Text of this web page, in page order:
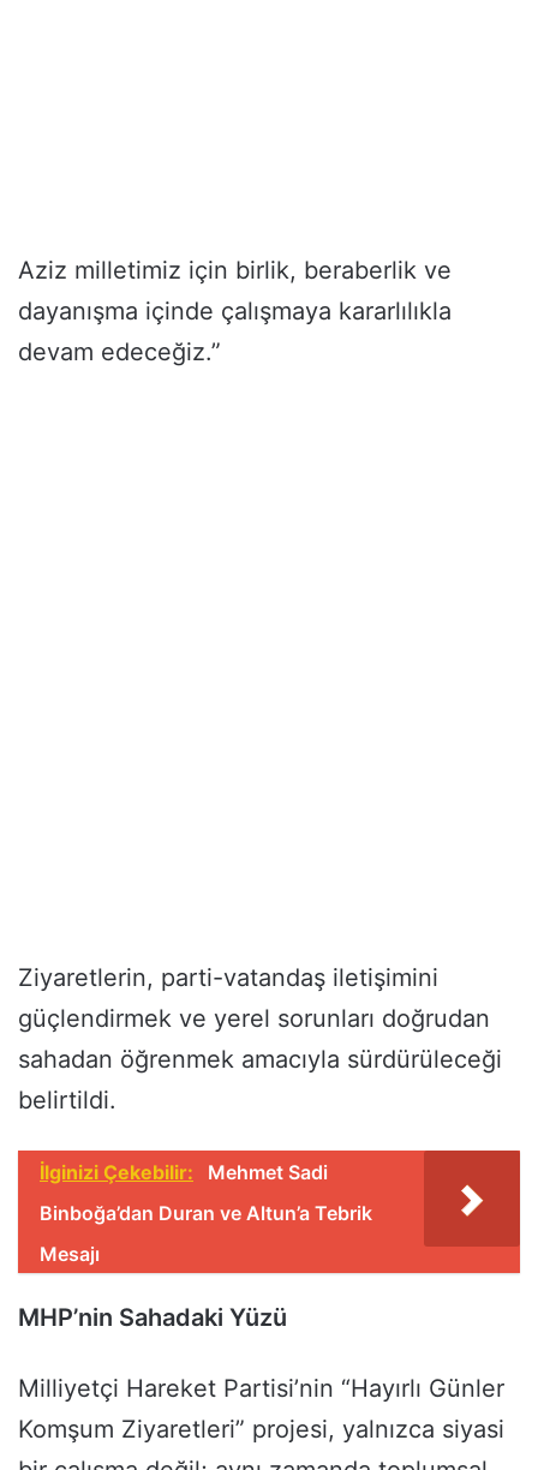
Aziz milletimiz için birlik, beraberlik ve
dayanışma içinde çalışmaya kararlılıkla
devam edeceğiz.”
Ziyaretlerin, parti-vatandaş iletişimini
güçlendirmek ve yerel sorunları doğrudan
sahadan öğrenmek amacıyla sürdürüleceği
belirtildi.
İlginizi Çekebilir:
Mehmet Sadi
Binboğa’dan Duran ve Altun’a Tebrik
Mesajı
MHP’nin Sahadaki Yüzü
Milliyetçi Hareket Partisi’nin “Hayırlı Günler
Komşum Ziyaretleri” projesi, yalnızca siyasi